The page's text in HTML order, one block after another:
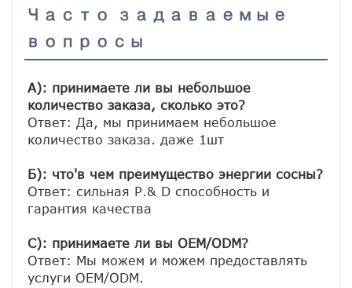
Часто задаваемые
вопросы
A): принимаете ли вы небольшое
количество заказа, сколько это?
Ответ: Да, мы принимаем небольшое
количество заказа. даже 1шт
Б): что'в чем преимущество энергии сосны?
Ответ: сильная Р.& D способность и
гарантия качества
C): принимаете ли вы OEM/ODM?
Ответ: Мы можем и можем предоставлять
услуги OEM/ODM.